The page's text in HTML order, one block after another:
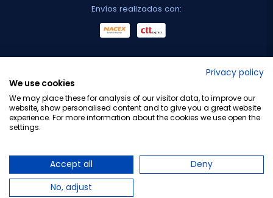
Envíos realizados con:
Privacy policy
We use cookies
We may place these for analysis of our visitor data, to improve our
website, show personalised content and to give you a great website
experience. For more information about the cookies we use open the
settings.
Accept all
Deny
No, adjust